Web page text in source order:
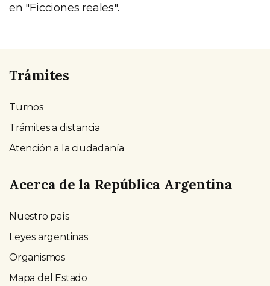
en "Ficciones reales".
Trámites
Turnos
Trámites a distancia
Atención a la ciudadanía
Acerca de la República Argentina
Nuestro país
Leyes argentinas
Organismos
Mapa del Estado